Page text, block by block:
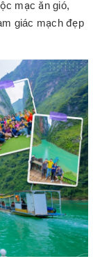
mạc ăn gió,
giác mạch đẹp